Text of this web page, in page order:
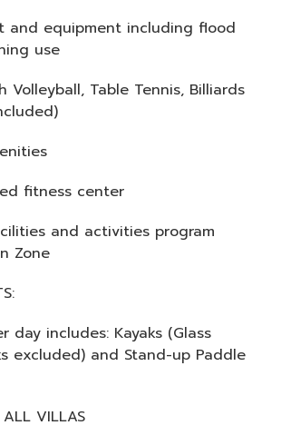
and equipment including flood
use
Volleyball, Table Tennis, Billiards
fitness center
and activities program
Zone
day includes: Kayaks (Glass
excluded) and Stand-up Paddle
VILLAS